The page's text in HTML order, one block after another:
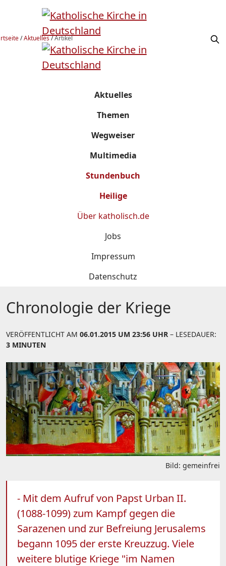
/Aktuelles/Artikel
Aktuelles
Themen
Wegweiser
Multimedia
Stundenbuch
Heilige
Über katholisch.de
Jobs
Impressum
Datenschutz
Chronologie der Kriege
VERÖFFENTLICHT AM 06.01.2015 UM 23:56 UHR – LESEDAUER:
3 MINUTEN
Bild: gemeinfrei
- Mit dem Aufruf von Papst Urban II.
(1088-1099) zum Kampf gegen die
Sarazenen und zur Befreiung Jerusalems
begann 1095 der erste Kreuzzug. Viele
weitere blutige Kriege "im Namen